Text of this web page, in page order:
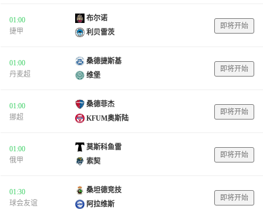
01:00
捷甲
布尔诺
利贝雷茨
即将开始
01:00
丹麦超
桑德捷斯基
维堡
即将开始
01:00
挪超
桑德菲杰
KFUM奥斯陆
即将开始
01:00
俄甲
莫斯科鱼雷
索契
即将开始
01:30
球会友谊
桑坦德竞技
阿拉维斯
即将开始